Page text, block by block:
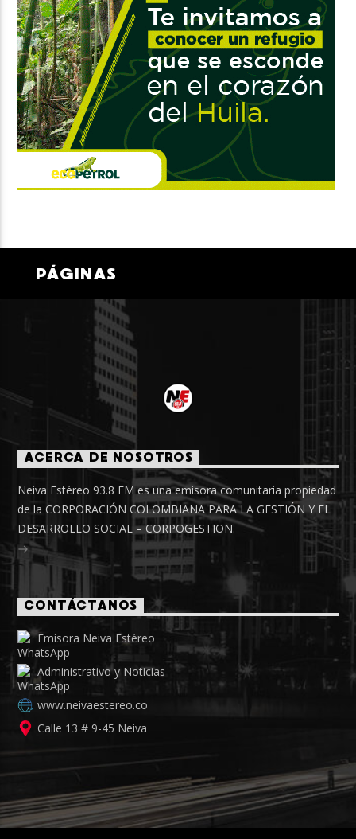
PÁGINAS
ACERCA DE NOSOTROS
Neiva Estéreo 93.8 FM es una emisora comunitaria propiedad
de la CORPORACIÓN COLOMBIANA PARA LA GESTIÓN Y EL
DESARROLLO SOCIAL – CORPOGESTION.
CONTÁCTANOS
Emisora Neiva Estéreo
Administrativo y Noticias
www.neivaestereo.co
Calle 13 # 9-45 Neiva